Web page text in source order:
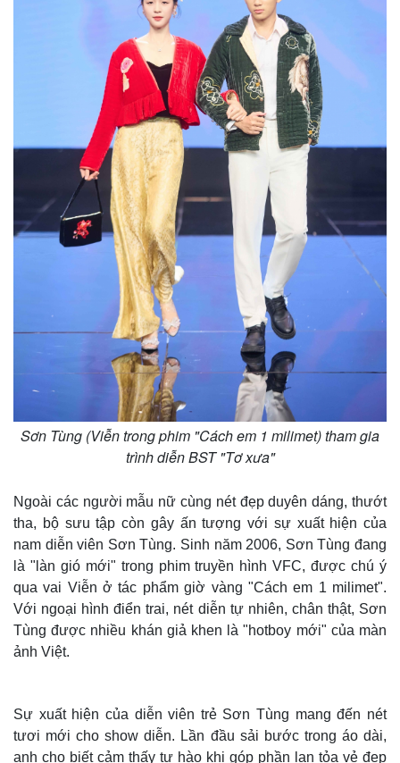
Khởi nghiệp
Thị trường
Giá vàng
Tiêu dùng
Tỷ giá
Chứng khoán
Giá cà phê
Sơn Tùng (Viễn trong phim "Cách em 1 milimet) tham gia
trình diễn BST "Tơ xưa"
Ngoài các người mẫu nữ cùng nét đẹp duyên dáng, thướt
tha, bộ sưu tập còn gây ấn tượng với sự xuất hiện của
nam diễn viên Sơn Tùng. Sinh năm 2006, Sơn Tùng đang
là "làn gió mới" trong phim truyền hình VFC, được chú ý
qua vai Viễn ở tác phẩm giờ vàng "Cách em 1 milimet".
Với ngoại hình điển trai, nét diễn tự nhiên, chân thật, Sơn
Tùng được nhiều khán giả khen là "hotboy mới" của màn
ảnh Việt.
Sự xuất hiện của diễn viên trẻ Sơn Tùng mang đến nét
tươi mới cho show diễn. Lần đầu sải bước trong áo dài,
anh cho biết cảm thấy tự hào khi góp phần lan tỏa vẻ đẹp